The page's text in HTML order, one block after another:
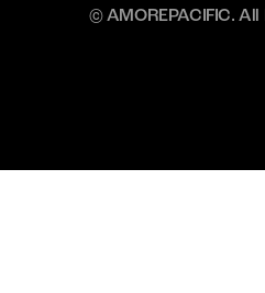
© AMOREPACIFIC.